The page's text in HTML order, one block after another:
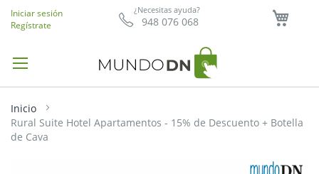
¿Necesitas ayuda?
948 076 068
Iniciar sesión
Regístrate
Inicio
Rural Suite Hotel Apartamentos - 15% de Descuento + Botella
de Cava